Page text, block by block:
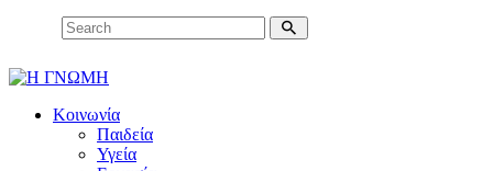
Κοινωνία
Παιδεία
Υγεία